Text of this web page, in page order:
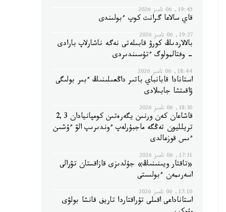
19:45, 06 تامىز 2026
قاي سالاعا گرانت كوپ ءبولىندى
19:27, 06 تامىز 2026
بالالاردىڭ كورۋ قابىلەتى نەگە ناشارلاپ بارادى
- وفتالمولوگ ءتۇسىندىردى
18:44, 06 تامىز 2026
استانادا قابانباي باتىر داڭعىلىنىڭ ءبىر بولىگى
ۋاقىتشا جابىلادى
18:30, 06 تامىز 2026
قاشاعان كەن ورنىن يگەرەتىن كومپانيادان 2,3
تريلليون تەڭگە ماجبۇرلەپ ءوندىرىپ الۋ ءۇشىن
ءىس قوزعالدى
17:31, 06 تامىز 2026
«تاقتار ويىنىنىڭ» جۇلدىزى قازاقستان تۋرالى
اسەرىمەن ءبولىستى
17:10, 06 تامىز 2026
استاناداعى اقىلى تۇراقتاردا تاريف قانشا بولۋى